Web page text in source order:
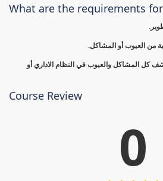
What are the requirements
من العيوب أو المشاكل.
كل المشاكل والعيوب في النظام الاداري أو
Course Review
0